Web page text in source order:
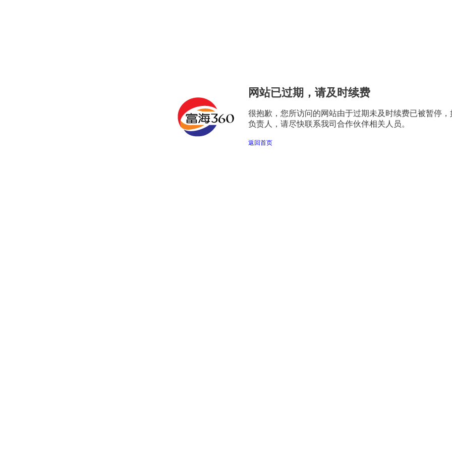
网站已过期，请及时续费
很抱歉，您所访问的网站由于过期未及时续费已被暂停
负责人，请尽快联系我司合作伙伴相关人员。
返回首页